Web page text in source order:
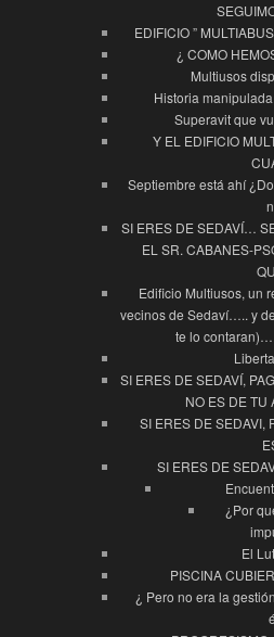
EDIFICIO ”
¿ COMO
Multiusos
Historia
Superavit que
Y EL EDIFICIO
Septiembre está ahí
SI ERES DE SEDAVÍ…
EL SR. CABANES-
Edificio Multiusos, un
vecinos de Sedaví….. y
te lo
SI ERES DE SEDAVÍ,
NO ES DE
SI ERES DE SEDAVI,
SI ERES DE
¿Por
El
PISCINA
¿ Pero no era la